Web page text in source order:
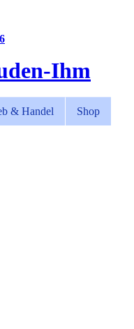
Ihm
& Handel Shop